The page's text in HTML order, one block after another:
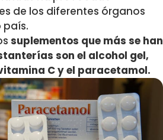
de los diferentes órganos
país.
suplementos que más se han
son el alcohol gel,
C y el paracetamol.